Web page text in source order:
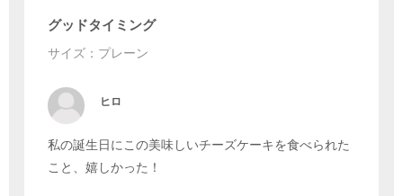
グッドタイミング
サイズ：プレーン
ヒロ
私の誕生日にこの美味しいチーズケーキを食べられた
こと、嬉しかった！